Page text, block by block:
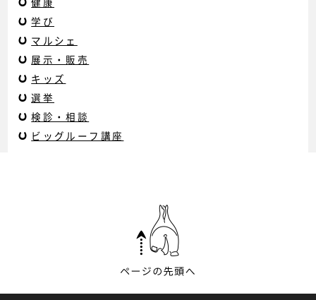
学び
マルシェ
展示・販売
キッズ
選挙
検診・相談
ビッグルーフ講座